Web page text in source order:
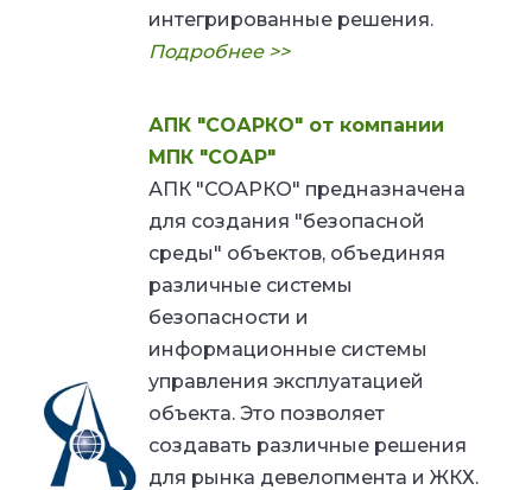
интегрированные решения.
Подробнее >>
АПК "СОАРКО" от компании
МПК "СОАР"
АПК "СОАРКО" предназначена
для создания "безопасной
среды" объектов, объединяя
различные системы
безопасности и
информационные системы
управления эксплуатацией
объекта. Это позволяет
создавать различные решения
для рынка девелопмента и ЖКХ.